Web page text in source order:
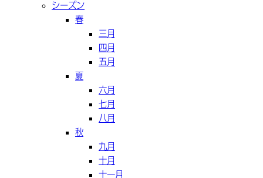
シーズン
春
三月
四月
五月
夏
六月
七月
八月
秋
九月
十月
十一月